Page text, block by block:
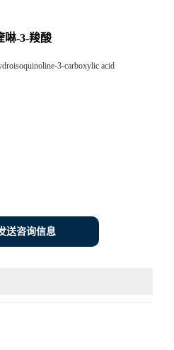
啉-3-羧酸
3-carboxylic acid
送咨询信息